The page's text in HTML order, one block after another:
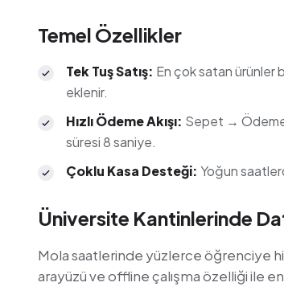
Temel Özellikler
Tek Tuş Satış: En çok satan ürünler
eklenir.
Hızlı Ödeme Akışı: Sepet → Ödeme
süresi 8 saniye.
Çoklu Kasa Desteği: Yoğun
Üniversite Kantinlerinde
Mola saatlerinde yüzlerce öğrenciye
arayüzü ve offline çalışma özelliği ile